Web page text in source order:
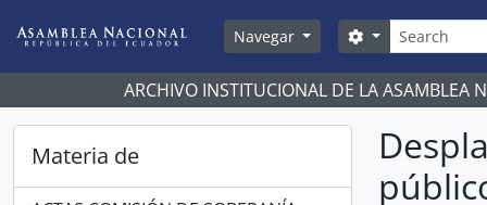
Navegar
Búsqueda
Search options
ARCHIVO INSTITUCIONAL DE LA ASAMBLEA
Materia de